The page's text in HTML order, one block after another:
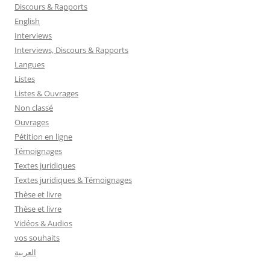
Discours & Rapports
English
Interviews
Interviews, Discours & Rapports
Langues
Listes
Listes & Ouvrages
Non classé
Ouvrages
Pétition en ligne
Témoignages
Textes juridiques
Textes juridiques & Témoignages
Thèse et livre
Thèse et livre
Vidéos & Audios
vos souhaits
العربية